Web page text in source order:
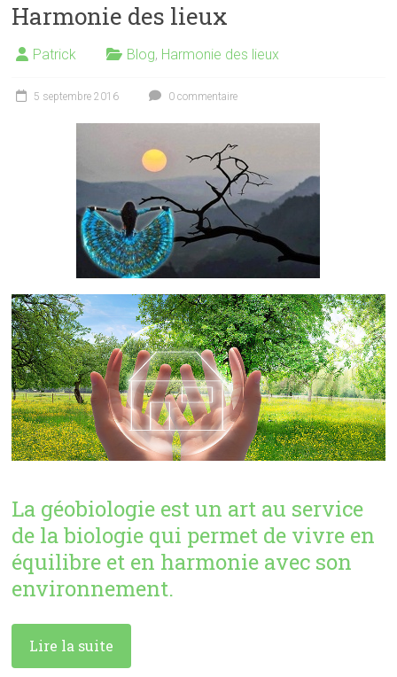
Harmonie des lieux
Patrick Blog, Harmonie des lieux
5 septembre 2016 0 commentaire
La géobiologie est un art au service
de la biologie qui permet de vivre en
équilibre et en harmonie avec son
environnement.
Lire la suite